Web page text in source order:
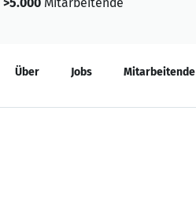
Über Jobs Mitarbeitende